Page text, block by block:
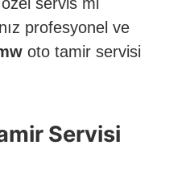
profesyonel ve
oto tamir servisi
Servisi